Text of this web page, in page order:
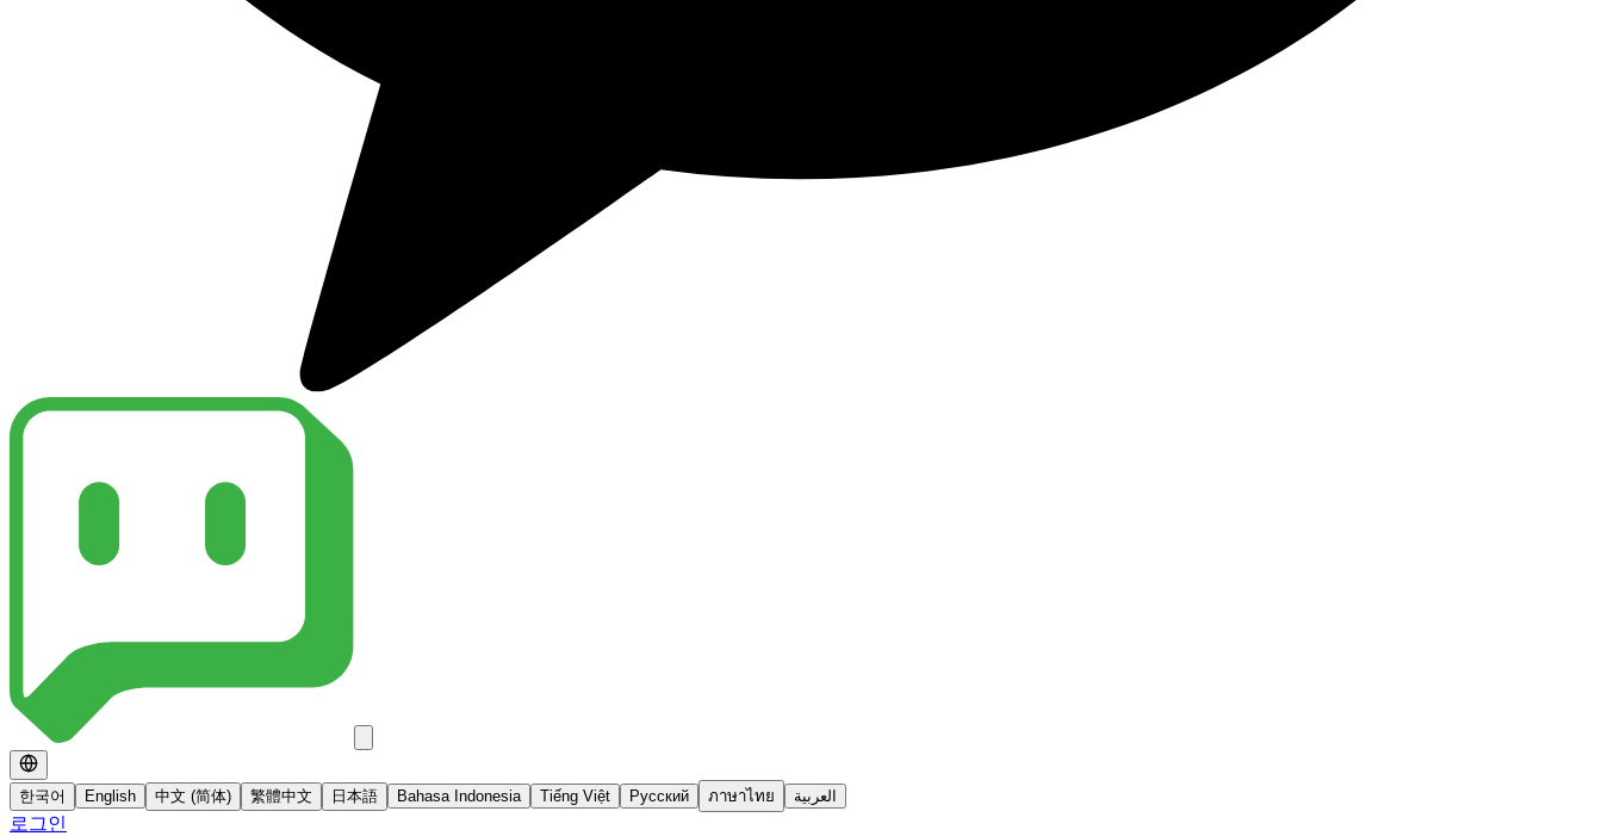
한국어 English 中文 (简体) 繁體中文 日本語 Bahasa Indonesia Tiếng Việt Русский ภาษาไทย العربية
로그인